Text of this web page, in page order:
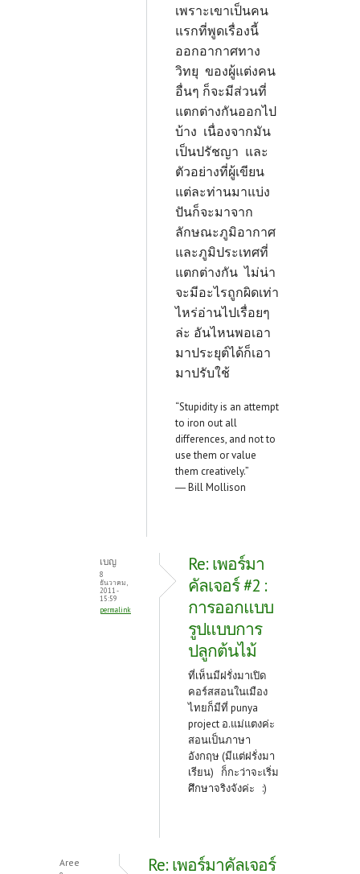
เพราะเขาเป็นคน
แรกที่พูดเรื่องนี้
ออกอากาศทาง
วิทยุ ของผู้แต่งคน
อื่นๆ ก็จะมีส่วนที่
แตกต่างกันออกไป
บ้าง เนื่องจากมัน
เป็นปรัชญา และ
ตัวอย่างที่ผู้เขียน
แต่ละท่านมาแบ่ง
ปันก็จะมาจาก
ลักษณะภูมิอากาศ
และภูมิประเทศที่
แตกต่างกัน ไม่น่า
จะมีอะไรถูกผิดเท่า
ไหร่อ่านไปเรื่อยๆ
ล่ะ อันไหนพอเอา
มาประยุต์ได้ก็เอา
มาปรับใช้
“Stupidity is an attempt
to iron out all
differences, and not to
use them or value
them creatively.”
― Bill Mollison
เบญ
8
ธันวาคม,
2011 -
15:59
permalink
Re: เพอร์มา
คัลเจอร์ #2 :
การออกแบบ
รูปแบบการ
ปลูกต้นไม้
ที่เห็นมีฝรั่งมาเปิด
คอร์สสอนในเมือง
ไทยก็มีที่ punya
project อ.แม่แตงค่ะ
สอนเป็นภาษา
อังกฤษ (มีแต่ฝรั่งมา
เรียน) ก็กะว่าจะเริ่ม
ศึกษาจริงจังค่ะ :)
Aree Re: เพอร์มาคัลเจอร์